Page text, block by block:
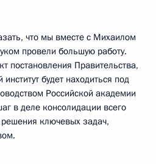
что мы вместе с Михаилом
провели большую работу.
постановления Правительства,
будет находиться под
Российской академии
в деле консолидации всего
решения ключевых задач,